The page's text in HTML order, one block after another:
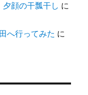
顔の干瓢干し に
へ行ってみた に